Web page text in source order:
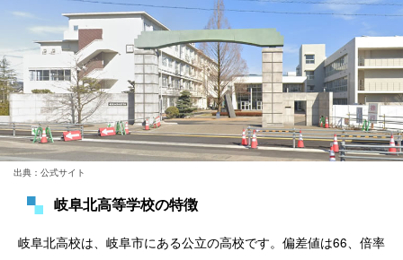
出典：公式サイト
岐阜北高等学校の特徴
岐阜北高校は、岐阜市にある公立の高校です。偏差値は66、倍率